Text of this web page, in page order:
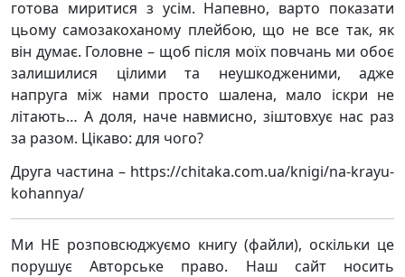
готова миритися з усім. Напевно, варто показати
цьому самозакоханому плейбою, що не все так, як
він думає. Головне – щоб після моїх повчань ми обоє
залишилися цілими та неушкодженими, адже
напруга між нами просто шалена, мало іскри не
літають… А доля, наче навмисно, зіштовхує нас раз
за разом. Цікаво: для чого?
Друга частина – https://chitaka.com.ua/knigi/na-krayu-
kohannya/
Ми НЕ розповсюджуємо книгу (файли), оскільки це
порушує Авторське право. Наш сайт носить